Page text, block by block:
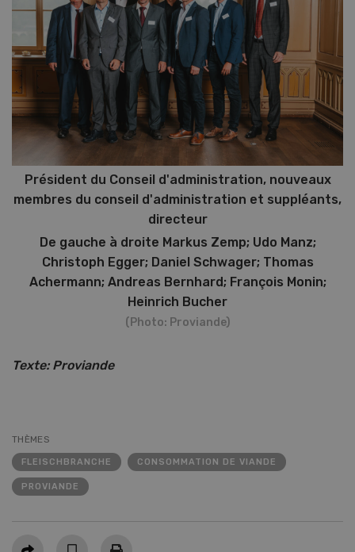
Président du Conseil d'administration, nouveaux
membres du conseil d'administration et suppléants,
directeur
De gauche à droite Markus Zemp; Udo Manz;
Christoph Egger; Daniel Schwager; Thomas
Achermann; Andreas Bernhard; François Monin;
Heinrich Bucher
(Photo: Proviande)
Texte: Proviande
THÈMES
FLEISCHBRANCHE CONSOMMATION DE VIANDE
PROVIANDE
Partager